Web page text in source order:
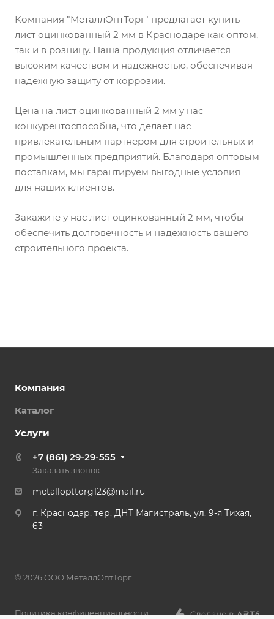
Компания "МеталлОптТорг" предлагает купить
лист оцинкованный 2 мм в Краснодаре как оптом,
так и в розницу. Наша продукция отличается
высоким качеством и надежностью, обеспечивая
надежную защиту от коррозии.
Цена на лист оцинкованный 2 мм у нас
конкурентоспособна, что делает нас
привлекательным партнером для строительных и
промышленных предприятий. Благодаря оптовым
поставкам, мы гарантируем выгодные условия
для наших клиентов.
Закажите у нас лист оцинкованный 2 мм, чтобы
обеспечить долговечность и надежность вашего
строительного проекта.
Компания
Каталог
Услуги
+7 (861) 29-29-555
Заказать звонок
metallopttorg123@mail.ru
г. Краснодар, тер. ДНТ Магистраль, ул. 9-я Тихая,
63
© 2026 ООО МеталлОптТорг
Политика конфиденциальности